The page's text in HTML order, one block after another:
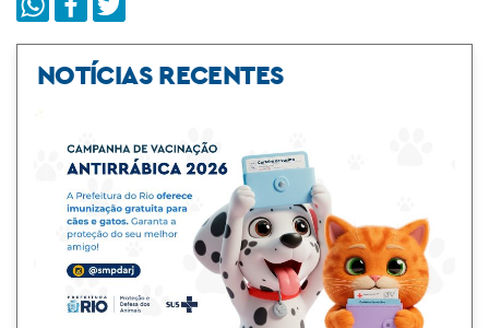
NOTÍCIAS RECENTES